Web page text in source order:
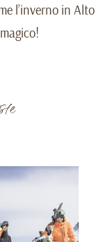
l’inverno in Alto